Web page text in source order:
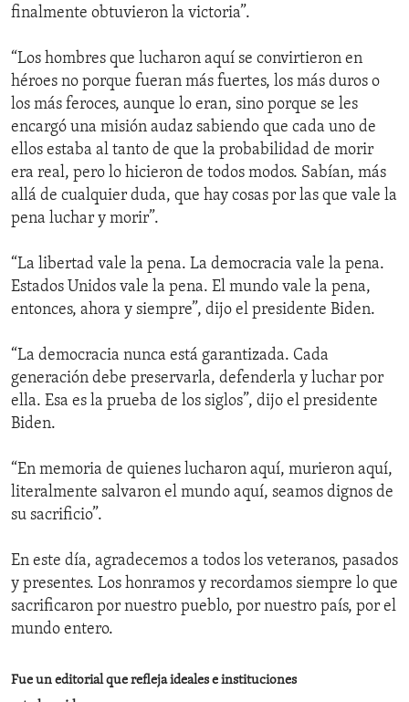
finalmente obtuvieron la victoria”.
“Los hombres que lucharon aquí se convirtieron en
héroes no porque fueran más fuertes, los más duros o
los más feroces, aunque lo eran, sino porque se les
encargó una misión audaz sabiendo que cada uno de
ellos estaba al tanto de que la probabilidad de morir
era real, pero lo hicieron de todos modos. Sabían, más
allá de cualquier duda, que hay cosas por las que vale la
pena luchar y morir”.
“La libertad vale la pena. La democracia vale la pena.
Estados Unidos vale la pena. El mundo vale la pena,
entonces, ahora y siempre”, dijo el presidente Biden.
“La democracia nunca está garantizada. Cada
generación debe preservarla, defenderla y luchar por
ella. Esa es la prueba de los siglos”, dijo el presidente
Biden.
“En memoria de quienes lucharon aquí, murieron aquí,
literalmente salvaron el mundo aquí, seamos dignos de
su sacrificio”.
En este día, agradecemos a todos los veteranos, pasados
y presentes. Los honramos y recordamos siempre lo que
sacrificaron por nuestro pueblo, por nuestro país, por el
mundo entero.
Fue un editorial que refleja ideales e instituciones